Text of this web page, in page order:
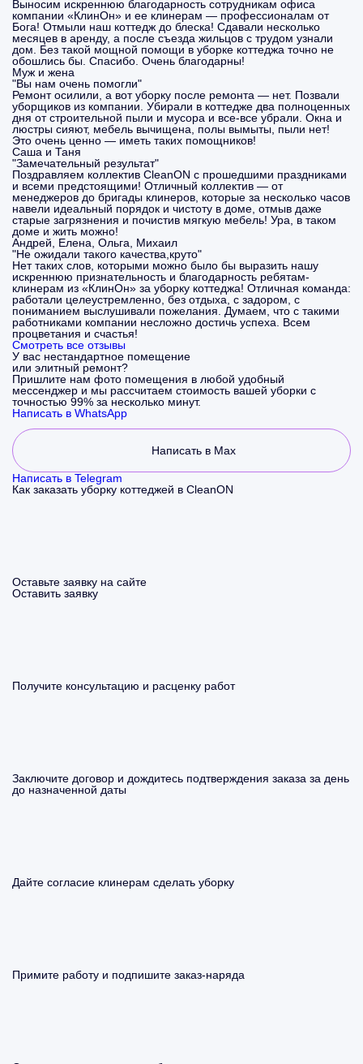
Выносим искреннюю благодарность сотрудникам офиса
компании «КлинОн» и ее клинерам — профессионалам от
Бога! Отмыли наш коттедж до блеска! Сдавали несколько
месяцев в аренду, а после съезда жильцов с трудом узнали
дом. Без такой мощной помощи в уборке коттеджа точно не
обошлись бы. Спасибо. Очень благодарны!
Муж и жена
"Вы нам очень помогли"
Ремонт осилили, а вот уборку после ремонта — нет. Позвали
уборщиков из компании. Убирали в коттедже два полноценных
дня от строительной пыли и мусора и все-все убрали. Окна и
люстры сияют, мебель вычищена, полы вымыты, пыли нет!
Это очень ценно — иметь таких помощников!
Саша и Таня
"Замечательный результат"
Поздравляем коллектив CleanON c прошедшими праздниками
и всеми предстоящими! Отличный коллектив — от
менеджеров до бригады клинеров, которые за несколько часов
навели идеальный порядок и чистоту в доме, отмыв даже
старые загрязнения и почистив мягкую мебель! Ура, в таком
доме и жить можно!
Андрей, Елена, Ольга, Михаил
"Не ожидали такого качества,круто"
Нет таких слов, которыми можно было бы выразить нашу
искреннюю признательность и благодарность ребятам-
клинерам из «КлинОн» за уборку коттеджа! Отличная команда:
работали целеустремленно, без отдыха, с задором, с
пониманием выслушивали пожелания. Думаем, что с такими
работниками компании несложно достичь успеха. Всем
процветания и счастья!
Смотреть все отзывы
У вас нестандартное помещение
или элитный ремонт?
Пришлите нам фото помещения в любой удобный
мессенджер и мы рассчитаем стоимость вашей уборки с
точностью 99% за несколько минут.
Написать в WhatsApp
Написать в Max
Написать в Telegram
Как заказать уборку коттеджей в CleanON
Оставьте заявку на сайте
Оставить заявку
Получите консультацию и расценку работ
Заключите договор и дождитесь подтверждения заказа за день
до назначенной даты
Дайте согласие клинерам сделать уборку
Примите работу и подпишите заказ-наряда